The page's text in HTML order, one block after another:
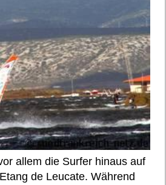
allem die Surfer hinaus auf
de Leucate. Während